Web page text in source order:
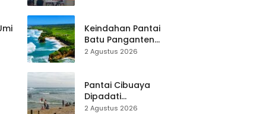
Mitigasi hingga
Teknik Evakuasi
Keindahan Pantai
Batu Panganten
Mulai Dilirik
2 Agustus 2026
Pantai Cibuaya
Dipadati
Wisatawan,
2 Agustus 2026